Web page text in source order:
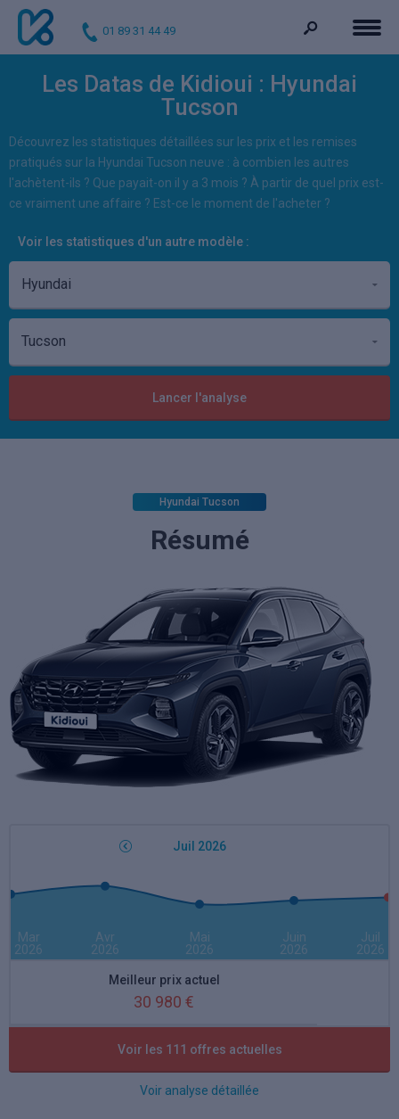
01 89 31 44 49
Les Datas de Kidioui : Hyundai
Tucson
Découvrez les statistiques détaillées sur les prix et les remises
pratiqués sur la Hyundai Tucson neuve : à combien les autres
l'achètent-ils ? Que payait-on il y a 3 mois ? À partir de quel prix est-
ce vraiment une affaire ? Est-ce le moment de l'acheter ?
Voir les statistiques d'un autre modèle :
Lancer l'analyse
Hyundai Tucson
Résumé
Juil 2026
Mar
2026
Avr
2026
Mai
2026
Juin
2026
Juil
2026
Meilleur prix actuel
30 980 €
Meilleure remise actuelle
Voir les 111 offres actuelles
Voir analyse détaillée